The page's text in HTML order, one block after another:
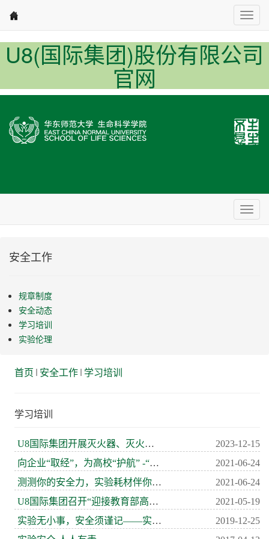
U8(国际集团)股份有限公司
官网
Nav1
Nav2
安全工作
规章制度
安全动态
学习培训
实验伦理
首页 安全工作 学习培训
学习培训
U8国际集团开展灭火器、灭火毯使用方法培训及演练活动
2023-12-15
向企业“取经”，为高校“护航” -“啄木鸟”小卫士赴剑桥过滤器...
2021-06-24
测测你的安全力，实验耗材伴你行 -U8国际集团 “安全生产月”...
2021-06-24
U8国际集团召开“迎接教育部高校实验室安全检查”动员会
2021-05-19
实验无小事，安全须谨记——实验室生物安全保卫计划比赛顺利举行
2019-12-25